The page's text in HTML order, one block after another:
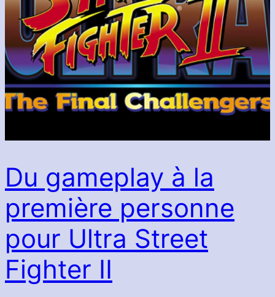
Du gameplay à la
première personne
pour Ultra Street
Fighter II